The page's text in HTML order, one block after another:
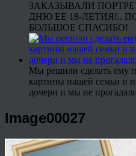
ЗАКАЗЫВАЛИ
ДНЮ ЕЕ 18-ЛЕТИЯ!..
БОЛЬШОЕ СПАСИБО!
Мы решили сделать ему
картины нашей семьи и
дочери и мы не
Image00027